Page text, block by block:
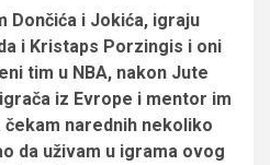
Dončića i Jokića, igraju
i Kristaps Porzingis i oni
tim u NBA, nakon Jute
iz Evrope i mentor im
narednih nekoliko
da uživam u igrama ovog